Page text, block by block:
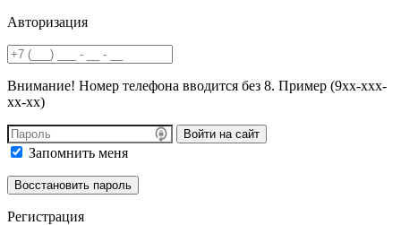
Авторизация
Внимание! Номер телефона вводится без 8. Пример (9хх-ххх-
хх-хх)
Войти на сайт
Запомнить меня
Регистрация